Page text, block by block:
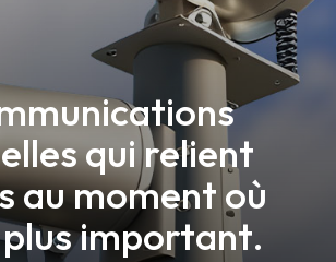
qui relient
au moment où
important.